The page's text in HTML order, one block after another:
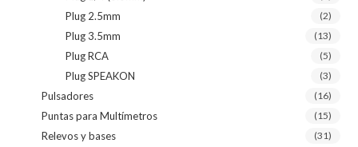
Plug 2.5mm (2)
Plug 3.5mm (13)
Plug RCA (5)
Plug SPEAKON (3)
Pulsadores (16)
Puntas para Multímetros (15)
Relevos y bases (31)